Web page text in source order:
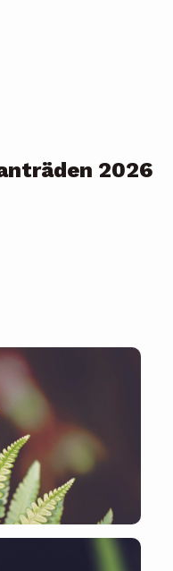
2026